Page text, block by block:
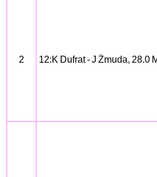
2 12:K Dufrat - J Żmuda, 28.0